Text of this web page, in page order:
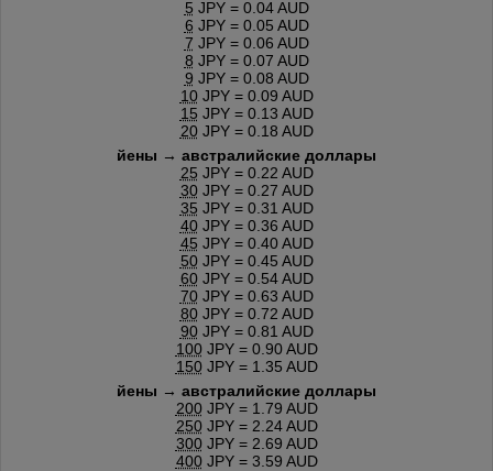
5 JPY = 0.04 AUD
6 JPY = 0.05 AUD
7 JPY = 0.06 AUD
8 JPY = 0.07 AUD
9 JPY = 0.08 AUD
10JPY = 0.09 AUD
15 JPY = 0.13 AUD
20JPY = 0.18 AUD
йены → австралийские доллары
25 JPY = 0.22 AUD
30JPY = 0.27 AUD
35 JPY = 0.31 AUD
40JPY = 0.36 AUD
45 JPY = 0.40 AUD
50JPY = 0.45 AUD
60JPY = 0.54 AUD
70JPY = 0.63 AUD
80JPY = 0.72 AUD
90JPY = 0.81 AUD
100JPY = 0.90 AUD
150JPY = 1.35 AUD
йены → австралийские доллары
200JPY = 1.79 AUD
250JPY = 2.24 AUD
300JPY = 2.69 AUD
400JPY = 3.59 AUD